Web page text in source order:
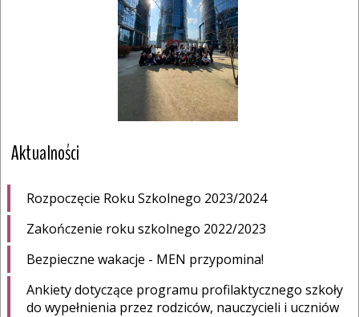
Aktualności
Rozpoczęcie Roku Szkolnego 2023/2024
Zakończenie roku szkolnego 2022/2023
Bezpieczne wakacje - MEN przypomina!
Ankiety dotyczące programu profilaktycznego szkoły
do wypełnienia przez rodziców, nauczycieli i uczniów